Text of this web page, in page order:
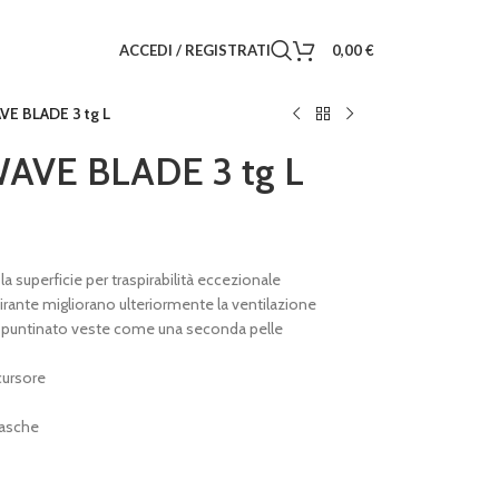
ACCEDI / REGISTRATI 0,00€
BLADE 3 tg L
BLADE 3 tg L
superficie per traspirabilità eccezionale
migliorano ulteriormente la ventilazione
veste come una seconda pelle